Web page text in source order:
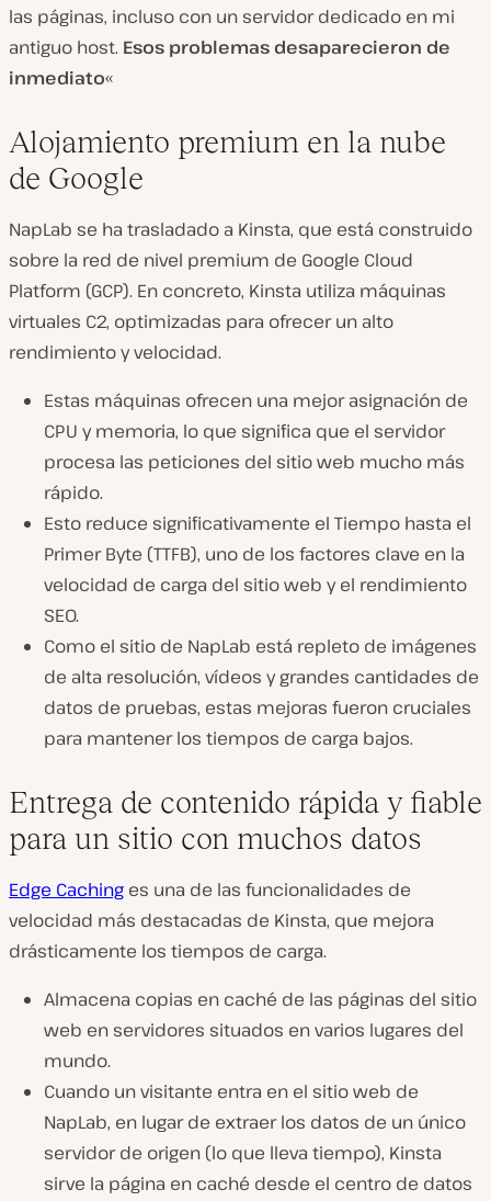
las páginas, incluso con un servidor dedicado en mi
antiguo host. Esos problemas desaparecieron de
inmediato«
Alojamiento premium en la nube
de Google
NapLab se ha trasladado a Kinsta, que está construido
sobre la red de nivel premium de Google Cloud
Platform (GCP). En concreto, Kinsta utiliza máquinas
virtuales C2, optimizadas para ofrecer un alto
rendimiento y velocidad.
Estas máquinas ofrecen una mejor asignación de
CPU y memoria, lo que significa que el servidor
procesa las peticiones del sitio web mucho más
rápido.
Esto reduce significativamente el Tiempo hasta el
Primer Byte (TTFB), uno de los factores clave en la
velocidad de carga del sitio web y el rendimiento
SEO.
Como el sitio de NapLab está repleto de imágenes
de alta resolución, vídeos y grandes cantidades de
datos de pruebas, estas mejoras fueron cruciales
para mantener los tiempos de carga bajos.
Entrega de contenido rápida y fiable
para un sitio con muchos datos
Edge Caching es una de las funcionalidades de
velocidad más destacadas de Kinsta, que mejora
drásticamente los tiempos de carga.
Almacena copias en caché de las páginas del sitio
web en servidores situados en varios lugares del
mundo.
Cuando un visitante entra en el sitio web de
NapLab, en lugar de extraer los datos de un único
servidor de origen (lo que lleva tiempo), Kinsta
sirve la página en caché desde el centro de datos